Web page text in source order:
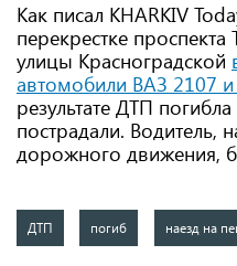
Как писал KHARKIV
перекрестке проспекта
улицы Красноградской
автомобили ВАЗ 2107 и
результате ДТП
пострадали. Водитель,
дорожного движения,
ДТП погиб наезд на